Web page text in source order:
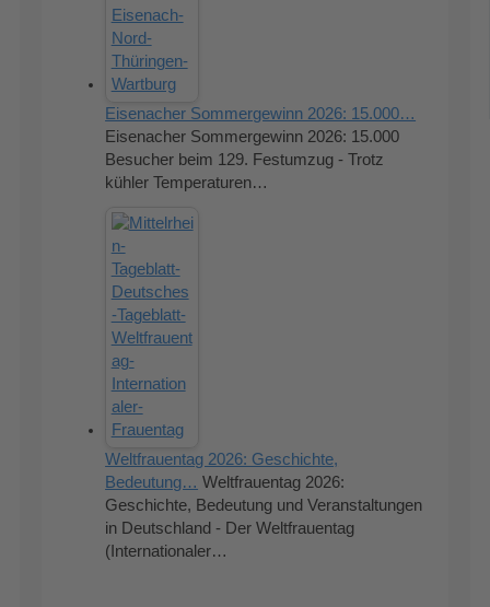
Eisenacher Sommergewinn 2026: 15.000…
Eisenacher Sommergewinn 2026: 15.000
Besucher beim 129. Festumzug - Trotz
kühler Temperaturen…
Weltfrauentag 2026: Geschichte,
Bedeutung… Weltfrauentag 2026:
Geschichte, Bedeutung und Veranstaltungen
in Deutschland - Der Weltfrauentag
(Internationaler…